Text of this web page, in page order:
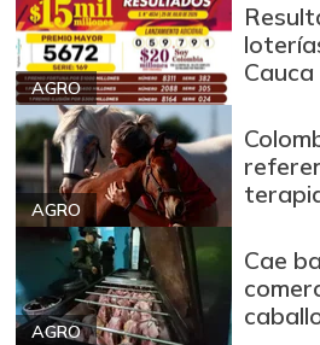
AGRO
AGRO
AGRO
Cae